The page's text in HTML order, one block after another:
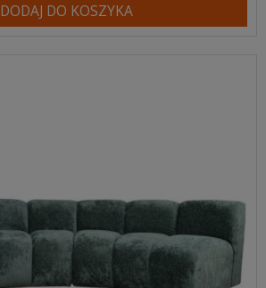
DODAJ DO KOSZYKA